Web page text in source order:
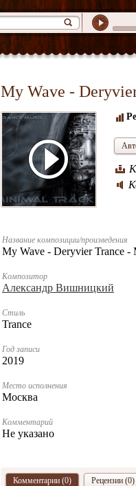
My Wave -
Название композиции/произведения
My Wave - Deryvier Trance -
Композитор
Александр Вишницкий
Стиль
Trance
Год записи
2019
Место исполнения
Москва
Комментарий
Не указано
Комментарии (0) Рецензии (0)